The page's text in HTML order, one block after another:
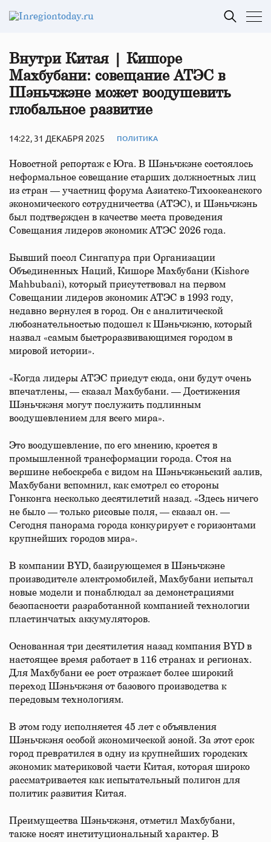
Внутри Китая | Кишоре
Махбубани: совещание АТЭС в
Шэньчжэне может воодушевить
глобальное развитие
14:22, 31 ДЕКАБРЯ 2025 ПОЛИТИКА
Новостной репортаж с Юга. В Шэньчжэне состоялось
неформальное совещание старших должностных лиц
из стран — участниц форума Азиатско-Тихоокеанского
экономического сотрудничества (АТЭС), и Шэньчжэнь
был подтвержден в качестве места проведения
Совещания лидеров экономик АТЭС 2026 года.
Бывший посол Сингапура при Организации
Объединенных Наций, Кишоре Махбубани (Kishore
Mahbubani), который присутствовал на первом
Совещании лидеров экономик АТЭС в 1993 году,
недавно вернулся в город. Он с аналитической
любознательностью подошел к Шэньчжэню, который
назвал «самым быстроразвивающимся городом в
мировой истории».
«Когда лидеры АТЭС приедут сюда, они будут очень
впечатлены, — сказал Махбубани. — Достижения
Шэньчжэня могут послужить подлинным
воодушевлением для всего мира».
Это воодушевление, по его мнению, кроется в
промышленной трансформации города. Стоя на
вершине небоскреба с видом на Шэньчжэньский залив,
Махбубани вспомнил, как смотрел со стороны
Гонконга несколько десятилетий назад. «Здесь ничего
не было — только рисовые поля, — сказал он. —
Сегодня панорама города конкурирует с горизонтами
крупнейших городов мира».
В компании BYD, базирующемся в Шэньчжэне
производителе электромобилей, Махбубани испытал
новые модели и понаблюдал за демонстрациями
безопасности разработанной компанией технологии
пластинчатых аккумуляторов.
Основанная три десятилетия назад компания BYD в
настоящее время работает в 116 странах и регионах.
Для Махбубани ее рост отражает более широкий
переход Шэньчжэня от базового производства к
передовым технологиям.
В этом году исполняется 45 лет с объявления
Шэньчжэня особой экономической зоной. За этот срок
город превратился в одну из крупнейших городских
экономик материковой части Китая, которая широко
рассматривается как испытательный полигон для
политик развития Китая.
Преимущества Шэньчжэня, отметил Махбубани,
также носят институциональный характер. В